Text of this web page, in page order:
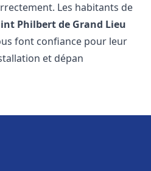
Les habitants de
Philbert de Grand Lieu
font confiance pour leur
et dépan